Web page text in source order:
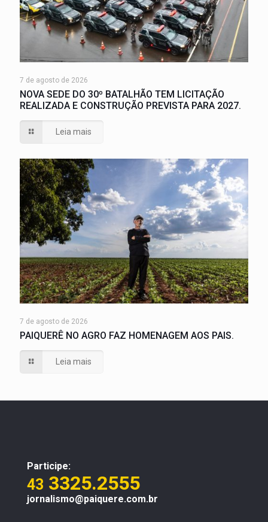
7 de agosto de 2026
NOVA SEDE DO 30º BATALHÃO TEM LICITAÇÃO
REALIZADA E CONSTRUÇÃO PREVISTA PARA 2027.
Leia mais
7 de agosto de 2026
PAIQUERÊ NO AGRO FAZ HOMENAGEM AOS PAIS.
Leia mais
Participe:
43 3325.2555
jornalismo@paiquere.com.br